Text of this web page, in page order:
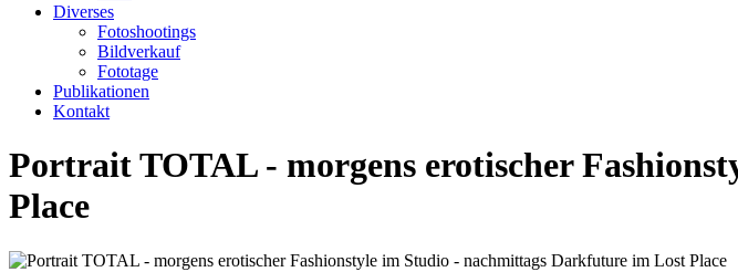
Diverses
Fotoshootings
Bildverkauf
Fototage
Publikationen
Kontakt
Portrait TOTAL - morgens erotischer
Place